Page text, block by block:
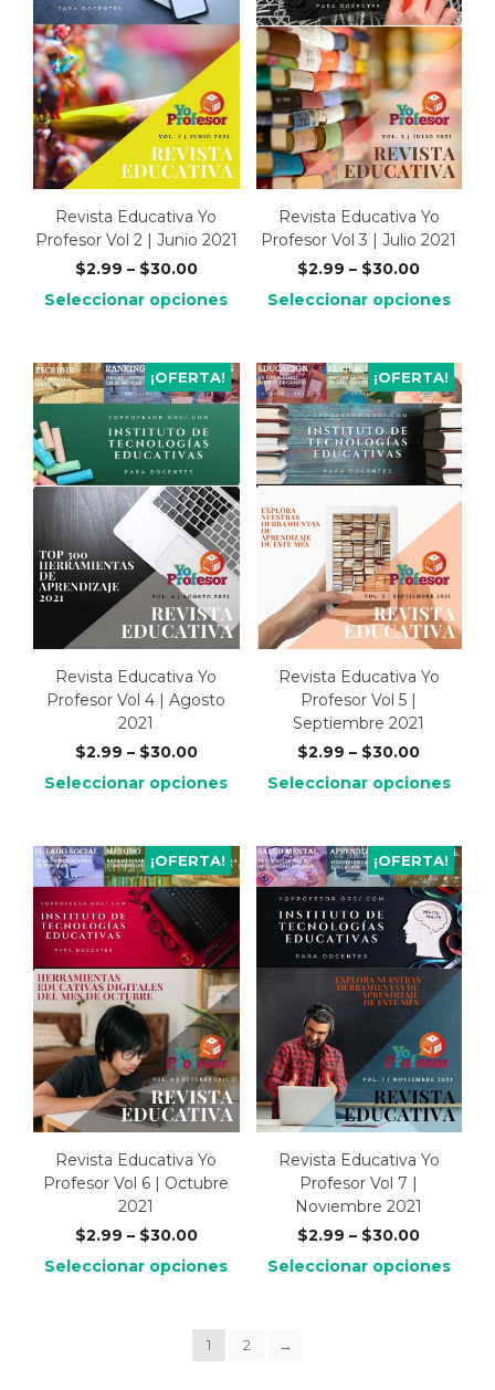
Revista Educativa Yo
Profesor Vol 2 | Junio 2021
$2.99 – $30.00
Seleccionar opciones
Revista Educativa Yo
Profesor Vol 3 | Julio 2021
$2.99 – $30.00
Seleccionar opciones
¡OFERTA!
Revista Educativa Yo
Profesor Vol 4 | Agosto
2021
$2.99 – $30.00
Seleccionar opciones
¡OFERTA!
Revista Educativa Yo
Profesor Vol 5 |
Septiembre 2021
$2.99 – $30.00
Seleccionar opciones
¡OFERTA!
Revista Educativa Yo
Profesor Vol 6 | Octubre
2021
$2.99 – $30.00
Seleccionar opciones
¡OFERTA!
Revista Educativa Yo
Profesor Vol 7 |
Noviembre 2021
$2.99 – $30.00
Seleccionar opciones
1 2 →